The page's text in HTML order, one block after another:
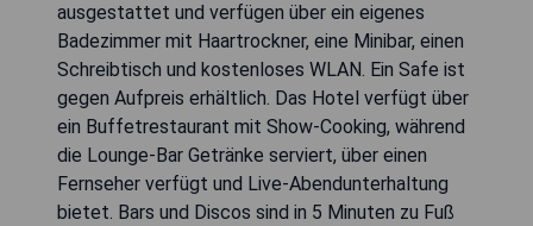
ausgestattet und verfügen über ein eigenes
Badezimmer mit Haartrockner, eine Minibar, einen
Schreibtisch und kostenloses WLAN. Ein Safe ist
gegen Aufpreis erhältlich. Das Hotel verfügt über
ein Buffetrestaurant mit Show-Cooking, während
die Lounge-Bar Getränke serviert, über einen
Fernseher verfügt und Live-Abendunterhaltung
bietet. Bars und Discos sind in 5 Minuten zu Fuß